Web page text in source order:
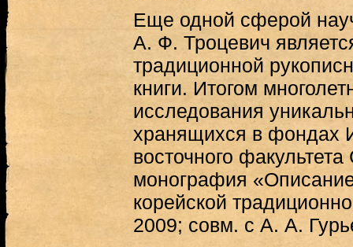
Еще одной сферой
А. Ф. Троцевич
традиционной
книги. Итогом
исследования
хранящихся в фондах
восточного
монография
корейской
2009; совм. с А. А.